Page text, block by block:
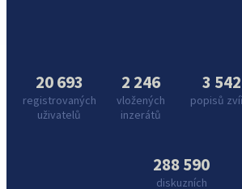
20 693
registrovaných
uživatelů
2 246
vložených
inzerátů
3 542
popisů
288 590
diskuzních